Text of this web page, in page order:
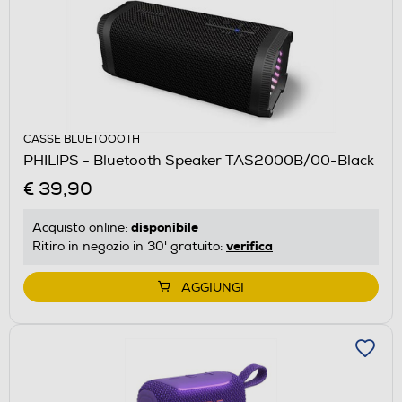
CASSE BLUETOOOTH
PHILIPS - Bluetooth Speaker TAS2000B/00-Black
€ 39,90
Acquisto online: disponibile
Ritiro in negozio in 30' gratuito: verifica
AGGIUNGI